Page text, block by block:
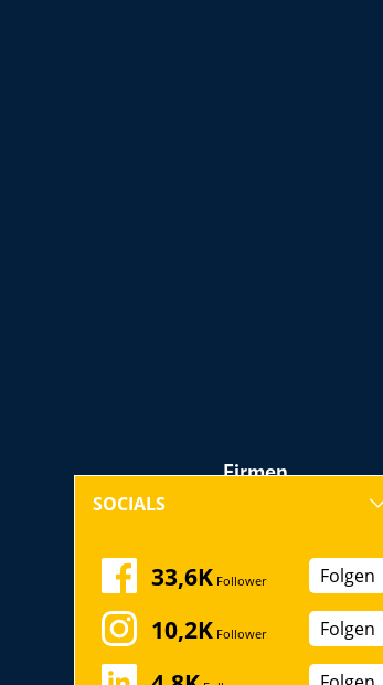
Firmen
Messen, Seminare,
Kongresse
Startup
SOCIALS
33,6K Follower Folgen
10,2K Follower Folgen